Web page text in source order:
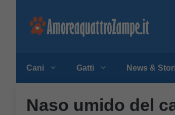
Cani Gatti News &
Naso umido del